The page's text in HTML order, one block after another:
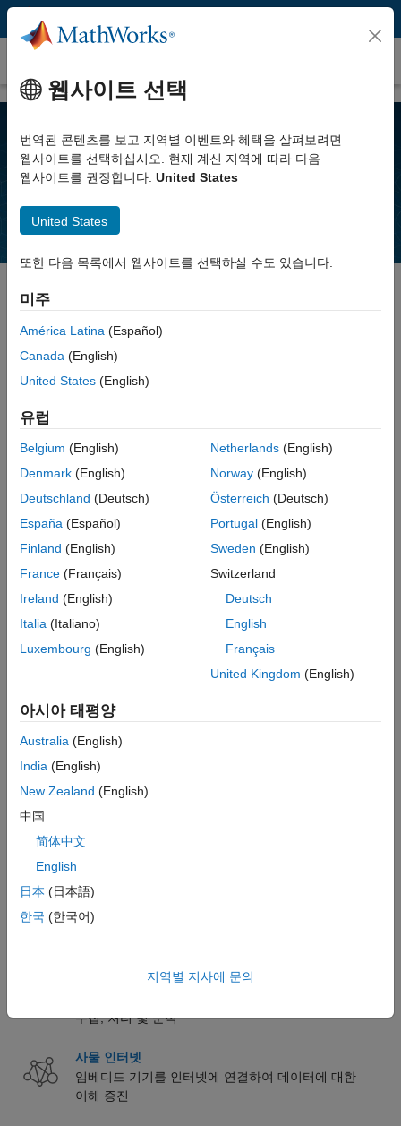
콘텐츠로 바로 가기
솔루션
광범위한 제품 기능을 살펴보고 여러분의
응용 분야 또는 업계에 적합한 솔루션을 찾을
수 있습니다.
응용 분야
AI (인공 지능)
AI를 통한 엔지니어링 및 과학의 혁신
자율주행 시스템의 설계, 시뮬레이션 및 테스트
배터리팩 설계 및 배터리 관리 시스템 개발
계산 생물학
생물학 데이터와 시스템의 분석, 시각화 및 모델링
제어 시스템
임베디드 시스템에 머신러닝 및 딥러닝 애플리케이션
배포
임베디드 시스템
임베디드 시스템 설계, 코딩 및 검증
엔터프라이즈 및 IT 시스템
FPGA, ASIC 및 SoC 개발
알고리즘 개발부터 하드웨어 설계 및 검증에 이르는
영상 처리 및 컴퓨터 비전
수집, 처리 및 분석
사물 인터넷
임베디드 기기를 인터넷에 연결하여 데이터에 대한
이해 증진
웹사이트 선택
번역된 콘텐츠를 보고 지역별 이벤트와 혜택을 살펴보려면
웹사이트를 선택하십시오. 현재 계신 지역에 따라 다음
웹사이트를 권장합니다: United States
United States
또한 다음 목록에서 웹사이트를 선택하실 수도 있습니다.
미주
América Latina (Español)
Canada (English)
United States (English)
유럽
Belgium (English)
Denmark (English)
Deutschland (Deutsch)
España (Español)
Finland (English)
France (Français)
Ireland (English)
Italia (Italiano)
Luxembourg (English)
Netherlands(English)
Norway(English)
Österreich (Deutsch)
Portugal(English)
Sweden (English)
Switzerland
Deutsch
English
Français
United Kingdom (English)
아시아 태평양
Australia (English)
India (English)
New Zealand (English)
中国
简体中文
English
日本 (日本語)
한국 (한국어)
지역별 지사에 문의